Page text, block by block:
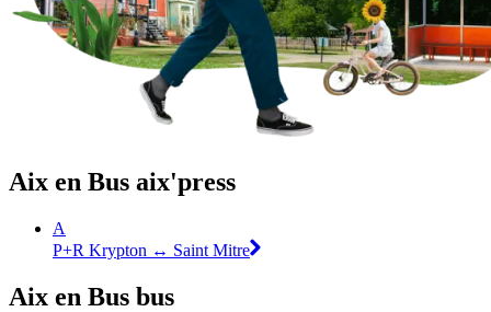
Aix en Bus aix'press
A
P+R Krypton ↔ Saint Mitre
Aix en Bus bus